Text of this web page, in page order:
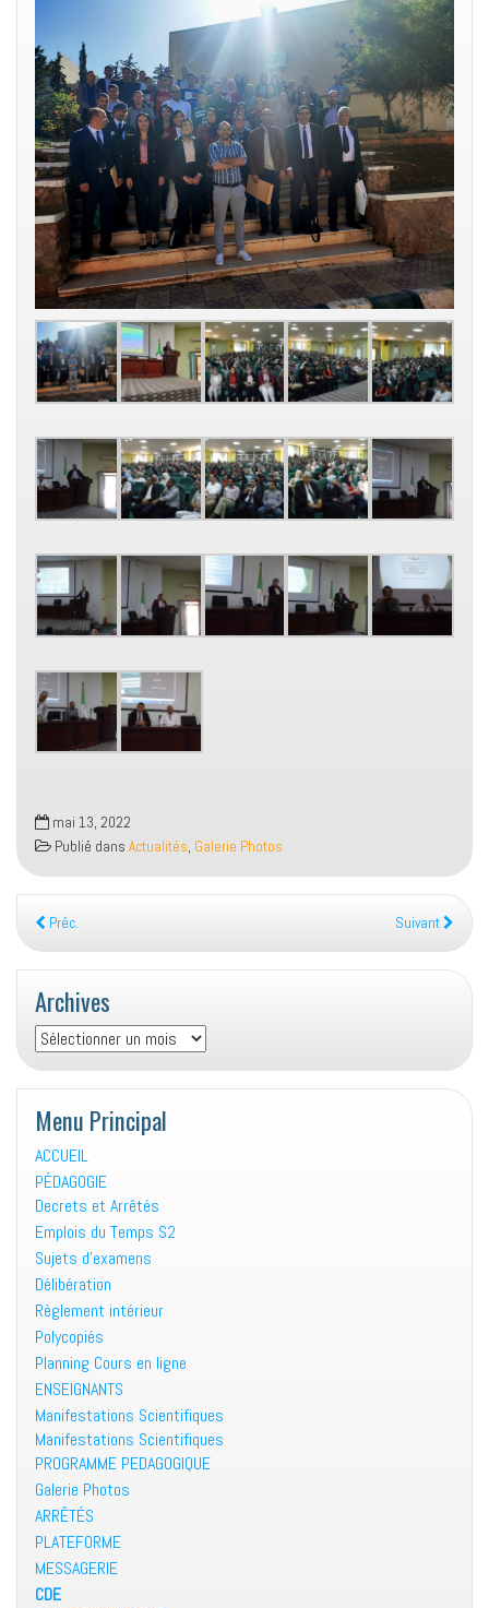
mai 13, 2022
Publié dans Actualités, Galerie Photos
Préc. Suivant
Archives
Archives
Menu Principal
ACCUEIL
PÉDAGOGIE
Decrets et Arrêtés
Emplois du Temps S2
Sujets d’examens
Délibération
Règlement intérieur
Polycopiés
Planning Cours en ligne
ENSEIGNANTS
Manifestations Scientifiques
Manifestations Scientifiques
PROGRAMME PEDAGOGIQUE
Galerie Photos
ARRÊTÉS
PLATEFORME
MESSAGERIE
CDE